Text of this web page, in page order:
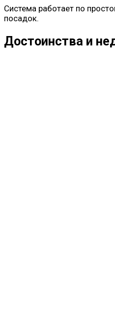
Система работает по
посадок.
Достоинства и